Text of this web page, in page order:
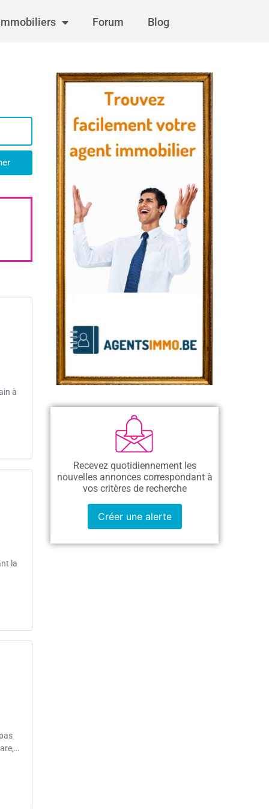
Forum Blog
à
la
Recevez quotidiennement les
nouvelles annonces correspondant à
vos critères de recherche
Créer une alerte